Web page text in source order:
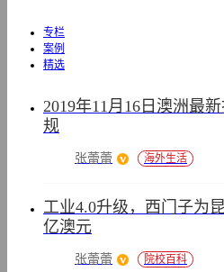
专栏
案例
精选
2019年11月16日澳洲最
规
张蕾蕾 海外生活
工业4.0升级，西门子为
亿澳元
张蕾蕾 院校百科